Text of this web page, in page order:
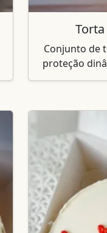
Torta
Conjunto de
proteção